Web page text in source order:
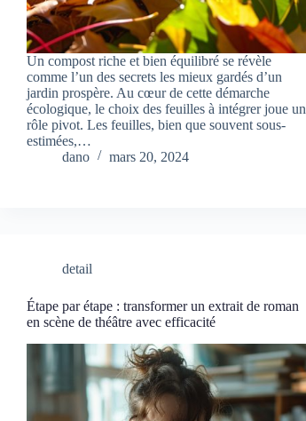
Un compost riche et bien équilibré se révèle
comme l’un des secrets les mieux gardés d’un
jardin prospère. Au cœur de cette démarche
écologique, le choix des feuilles à intégrer joue un
rôle pivot. Les feuilles, bien que souvent sous-
estimées,…
dano
mars 20, 2024
detail
Étape par étape : transformer un extrait de roman
en scène de théâtre avec efficacité